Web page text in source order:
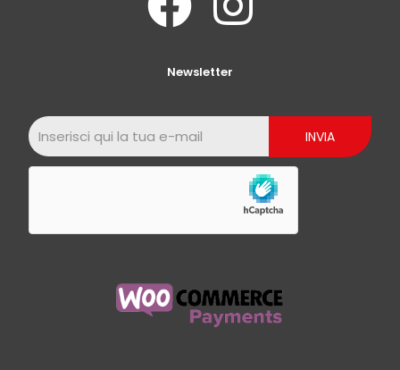
Newsletter